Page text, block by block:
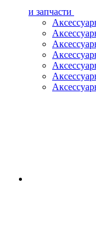
и запчасти